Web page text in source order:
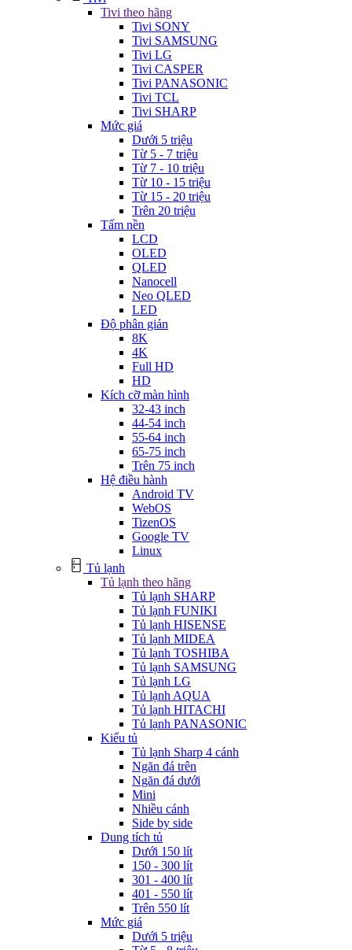
Tivi theo hãng
Tivi SONY
Tivi SAMSUNG
Tivi LG
Tivi CASPER
Tivi PANASONIC
Tivi TCL
Tivi SHARP
Mức giá
Dưới 5 triệu
Từ 5 - 7 triệu
Từ 7 - 10 triệu
Từ 10 - 15 triệu
Từ 15 - 20 triệu
Trên 20 triệu
Tấm nền
LCD
OLED
QLED
Nanocell
Neo QLED
LED
Độ phân giản
8K
4K
Full HD
HD
Kích cỡ màn hình
32-43 inch
44-54 inch
55-64 inch
65-75 inch
Trên 75 inch
Hệ điều hành
Android TV
WebOS
TizenOS
Google TV
Linux
Tủ lạnh
Tủ lạnh theo hãng
Tủ lạnh SHARP
Tủ lạnh FUNIKI
Tủ lạnh HISENSE
Tủ lạnh MIDEA
Tủ lạnh TOSHIBA
Tủ lạnh SAMSUNG
Tủ lạnh LG
Tủ lạnh AQUA
Tủ lạnh HITACHI
Tủ lạnh PANASONIC
Kiểu tủ
Tủ lạnh Sharp 4 cánh
Ngăn đá trên
Ngăn đá dưới
Mini
Nhiều cánh
Side by side
Dung tích tủ
Dưới 150 lít
150 - 300 lít
301 - 400 lít
401 - 550 lít
Trên 550 lít
Mức giá
Dưới 5 triệu